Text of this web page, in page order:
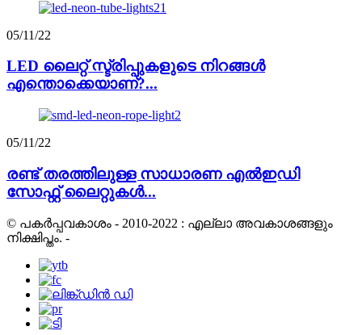
05/11/22
LED ലൈറ്റ് സ്ട്രിപ്പുകളുടെ നിറങ്ങൾ
എന്തൊക്കെയാണ്?...
05/11/22
രണ്ട് തരത്തിലുള്ള സാധാരണ എൽഇഡി
സോഫ്റ്റ് ലൈറ്റുകൾ...
© പകർപ്പവകാശം - 2010-2022 : എല്ലാ അവകാശങ്ങളും
നിക്ഷിപ്തം. -